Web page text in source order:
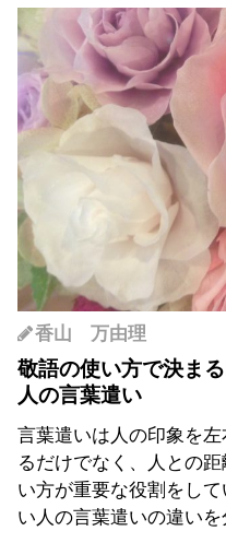
香山 万由理
敬語の使い方で決ま
人の言葉遣い
言葉遣いは人の印象を
るだけでなく、人との
い方が重要な役割をし
い人の言葉遣いの違いを